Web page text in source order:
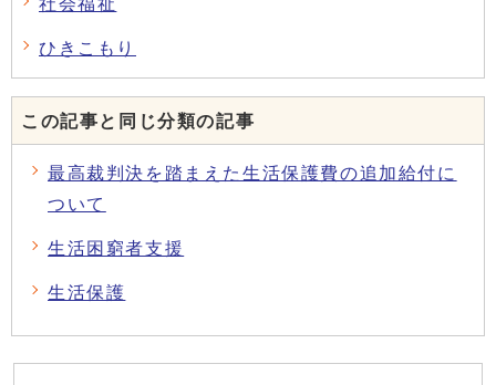
社会福祉
ひきこもり
この記事と同じ分類の記事
最高裁判決を踏まえた生活保護費の追加給付に
ついて
生活困窮者支援
生活保護